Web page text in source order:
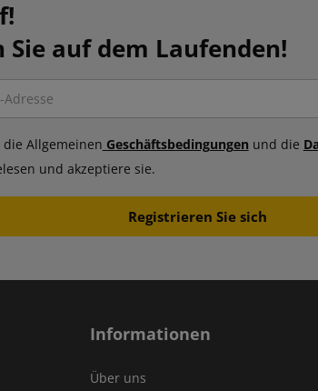
Sie auf dem Laufenden!
die Allgemeinen Geschäftsbedingungen und die
und akzeptiere sie.
Informationen
Über uns